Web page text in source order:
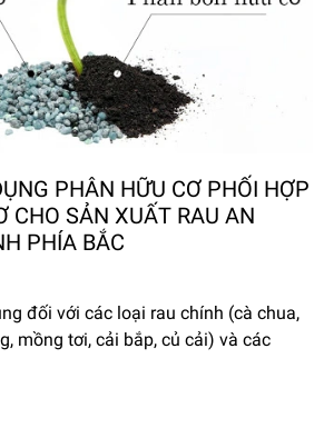
PHÂN HỮU CƠ PHỐI HỢP
CHO SẢN XUẤT RAU AN
PHÍA BẮC
đối với các loại rau chính (cà chua,
mồng tơi, cải bắp, củ cải) và các